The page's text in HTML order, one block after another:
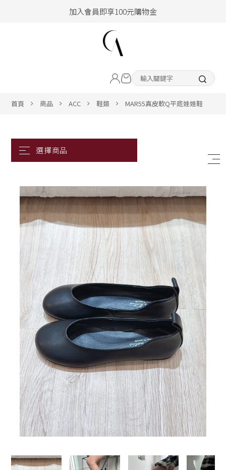
加入會員即享100元購物金
2026年新品大上架！把時髦變成日常
加入會員即享100元購物金
CLOTHING
BOTTOM
ACC&SHOE
BIG SALE
CA made
首頁 商品 ACC 鞋類 MAR55真皮軟Q平底娃娃鞋